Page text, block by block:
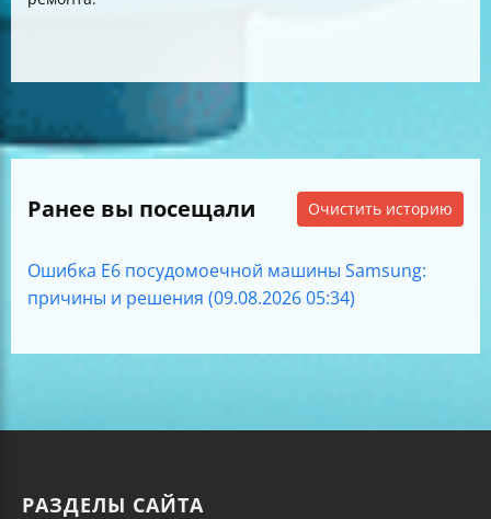
Ранее вы посещали Очистить историю
Ошибка E6 посудомоечной машины Samsung:
причины и решения (09.08.2026 05:34)
РАЗДЕЛЫ САЙТА